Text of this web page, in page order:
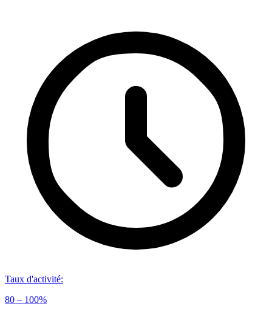
Taux d'activité:
80 – 100%